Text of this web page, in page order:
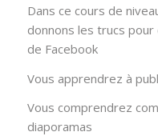
Dans ce cours de
donnons les trucs
de Facebook
Vous apprendrez à
Vous comprendrez
diaporamas